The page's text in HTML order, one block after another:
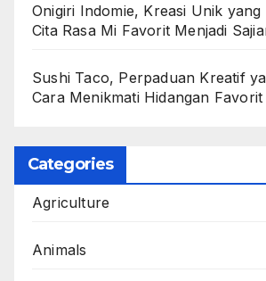
Onigiri Indomie, Kreasi Unik
Cita Rasa Mi Favorit Menjadi
Sushi Taco, Perpaduan Kreatif
Cara Menikmati Hidangan Favorit
Categories
Agriculture
Animals